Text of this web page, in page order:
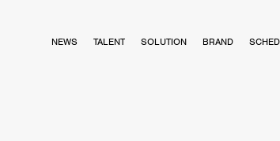
NEWS TALENT SOLUTION BRAND